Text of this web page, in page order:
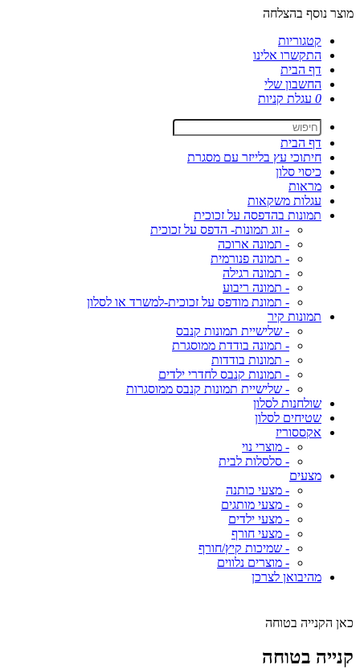
מוצר נוסף בהצלחה
קטגוריות
התקשרו אלינו
דף הבית
החשבון שלי
0 עגלת קניות
דף הבית
חיתוכי עץ בלייזר עם מסגרת
כיסוי סלון
מראות
עגלות משקאות
תמונות בהדפסה על זכוכית
- זוג תמונות- הדפס על זכוכית
- תמונה ארוכה
- תמונה פנורמית
- תמונה רגילה
- תמונה ריבוע
- תמונת מודפס על זכוכית-למשרד או לסלון
תמונות קיר
- שלישיית תמונות קנבס
- תמונה בודדת ממוסגרת
- תמונות בודדות
- תמונות קנבס לחדרי ילדים
- שלישיית תמונות קנבס ממוסגרות
שולחנות לסלון
שטיחים לסלון
אקססוריז
- מוצרי נוי
- סלסלות לבית
מצעים
- מצעי כותנה
- מצעי מותגים
- מצעי ילדים
- מצעי חורף
- שמיכות קיץ/חורף
- מוצרים נלווים
מהיבואן לצרכן
כאן הקנייה בטוחה
קנייה בטוחה